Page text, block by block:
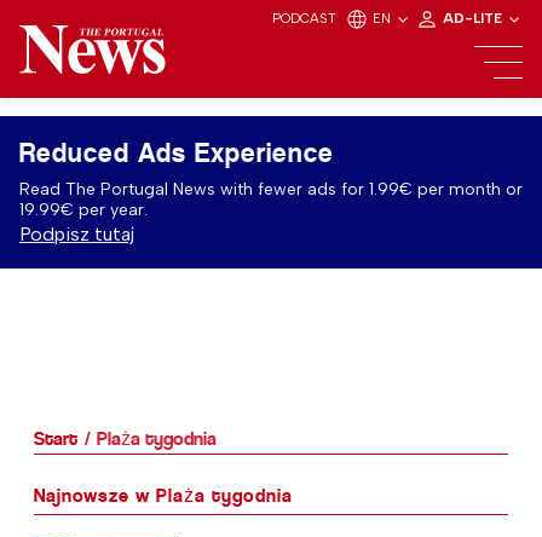
PODCAST EN AD-LITE
Reduced Ads Experience
Read The Portugal News with fewer ads for 1.99€ per month or
19.99€ per year.
Podpisz tutaj
Start Plaża tygodnia
Najnowsze w Plaża tygodnia